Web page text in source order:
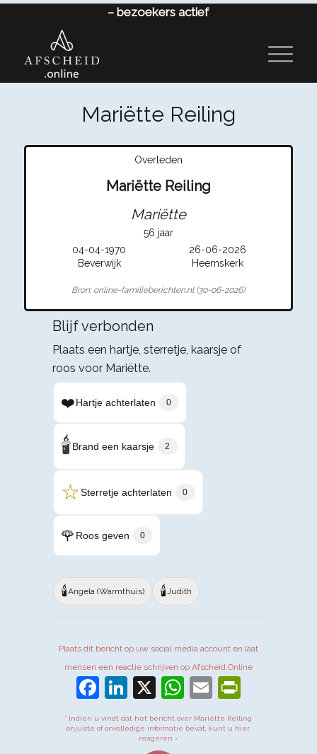
– bezoekers actief
Mariëtte Reiling
Overleden
Mariëtte Reiling
Mariëtte
56 jaar
04-04-1970
26-06-2026
Beverwijk
Heemskerk
Bron: online-familieberichten.nl (30-06-2026)
Blijf verbonden
Plaats een hartje, sterretje, kaarsje of
roos voor Mariëtte.
❤️Hartje achterlaten 0
🕯️Brand een kaarsje 2
☆Sterretje achterlaten 0
🌹 Roos geven 0
🕯️Angela (Warmthuis) 🕯️ Judith
Plaats dit bericht op uw social media account en laat
mensen een reactie schrijven op Afscheid.Online
Facebook
LinkedIn
X WhatsApp
Email
* Indien u vindt dat het bericht over Mariëtte Reiling
onjuiste of onvolledige informatie bevat, kunt u hier
reageren ›